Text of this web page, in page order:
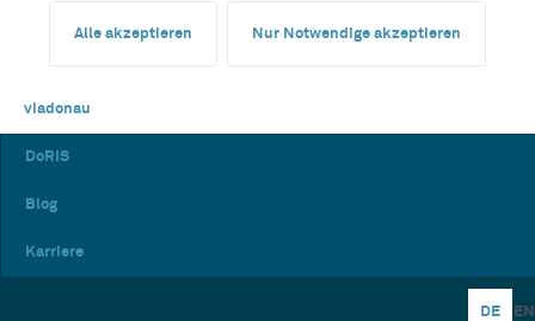
Alle akzeptieren Nur Notwendige akzeptieren
viadonau
DoRIS
Blog
Karriere
DE EN